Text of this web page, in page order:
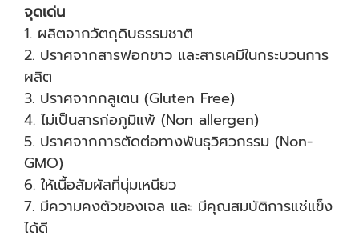
จุดเด่น
1. ผลิตจากวัตถุดิบธรรมชาติ
2. ปราศจากสารฟอกขาว และสารเคมีในกระบวนการ
ผลิต
3. ปราศจากกลูเตน (Gluten Free)
4. ไม่เป็นสารก่อภูมิแพ้ (Non allergen)
5. ปราศจากการตัดต่อทางพันธุวิศวกรรม (Non-
GMO)
6. ให้เนื้อสัมผัสที่นุ่มเหนียว
7. มีความคงตัวของเจล และ มีคุณสมบัติการแช่แข็ง
ได้ดี